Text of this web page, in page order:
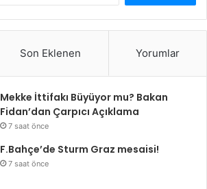
Son Eklenen Yorumlar
Mekke İttifakı Büyüyor mu? Bakan
Fidan’dan Çarpıcı Açıklama
7 saat önce
F.Bahçe’de Sturm Graz mesaisi!
7 saat önce